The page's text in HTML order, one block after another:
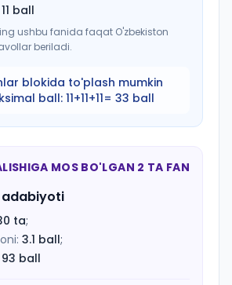
11 ball
ushbu fanida faqat O'zbekiston
beriladi.
blokida to'plash mumkin
ball: 11+11+11= 33 ball
MOS BO'LGAN 2 TA FAN
adabiyoti
ta;
3.1 ball;
93 ball